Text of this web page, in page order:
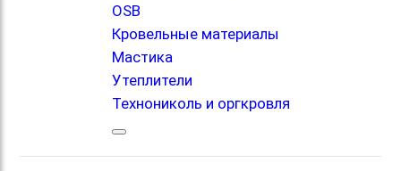
OSB
Кровельные материалы
Мастика
Утеплители
Технониколь и оргкровля